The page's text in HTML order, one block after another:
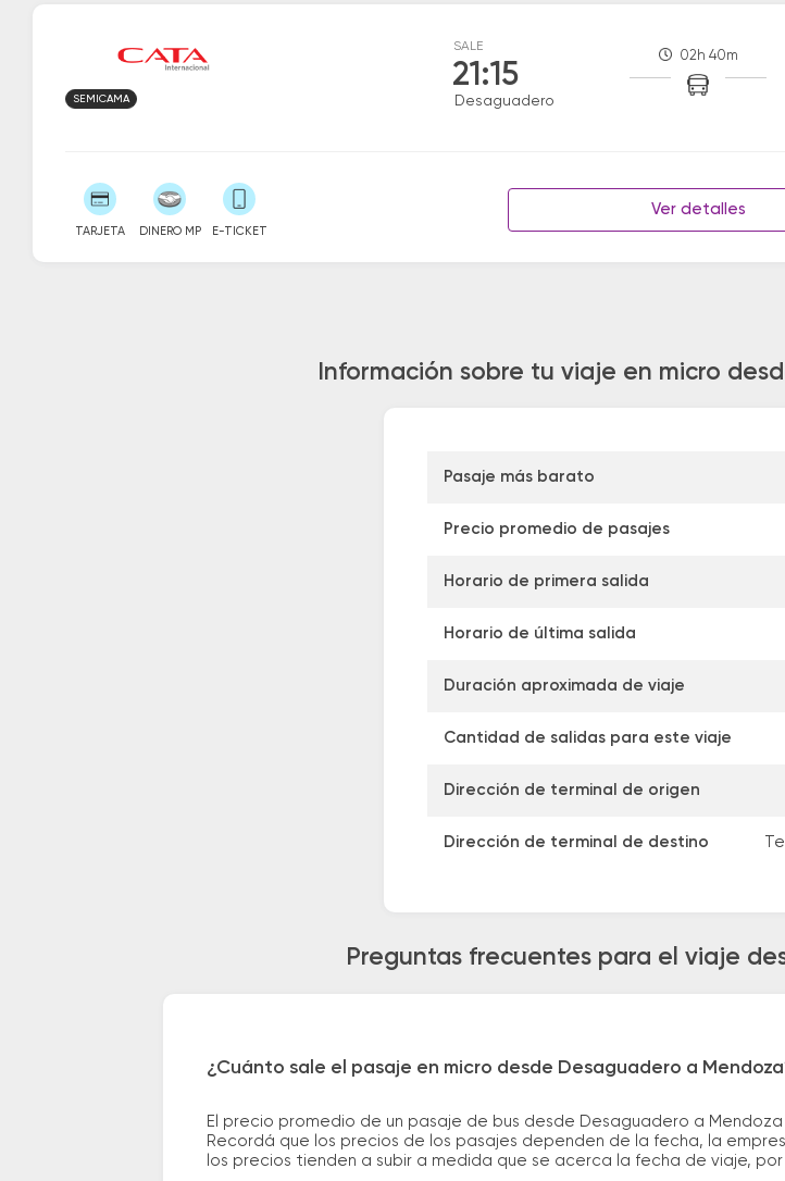
SALE
21:15
Desaguadero
02h 40m
SEMICAMA
TARJETA DINERO MP E-TICKET
Ver detalles
Información sobre tu viaje en micro
Pasaje más barato
Precio promedio de pasajes
Horario de primera salida
Horario de última salida
Duración aproximada de viaje
Cantidad de salidas para este viaje
Dirección de terminal de origen
Dirección de terminal de destino
Preguntas frecuentes para el viaje
¿Cuánto sale el pasaje en micro desde Desaguadero a
El precio promedio de un pasaje de bus desde Desaguadero a
Recordá que los precios de los pasajes dependen de la fecha, la
los precios tienden a subir a medida que se acerca la fecha de viaje,